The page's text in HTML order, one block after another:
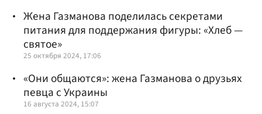
Жена Газманова поделилась секретами
питания для поддержания фигуры: «Хлеб —
святое»
25 октября 2024, 17:06
«Они общаются»: жена Газманова о друзьях
певца с Украины
16 августа 2024, 15:07